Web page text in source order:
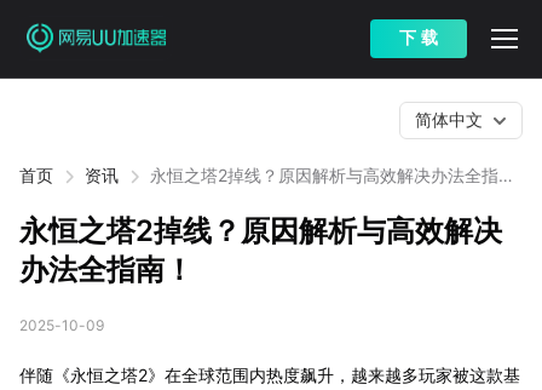
下 载
首页 资讯
永恒之塔2掉线？原因解析与高效解决办法全指
简体中文
永恒之塔2掉线？原因解析与高效解决
办法全指南！
2025-10-09
伴随《永恒之塔2》在全球范围内热度飙升，越来越多玩家被这款基